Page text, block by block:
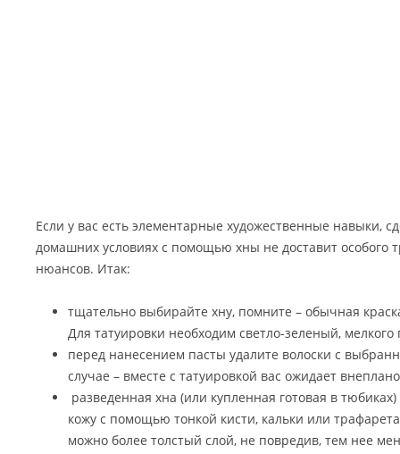
Если у вас есть элементарные художественные навыки,
домашних условиях с помощью хны не доставит особого
нюансов. Итак:
тщательно выбирайте хну, помните – обычная
Для татуировки необходим светло-зеленый,
перед нанесением пасты удалите волоски с
случае – вместе с татуировкой вас ожидает
разведенная хна (или купленная готовая в
кожу с помощью тонкой кисти, кальки или
можно более толстый слой, не повредив, тем нее